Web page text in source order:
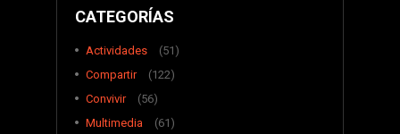
CATEGORÍAS
Actividades
(51)
Compartir
(122)
Convivir
(56)
Multimedia
(61)